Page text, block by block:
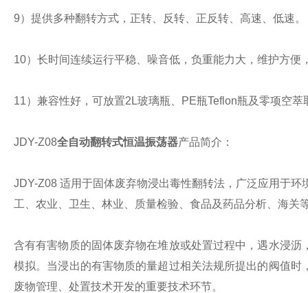
9）提供多种翻转方式，正转、反转、正反转、高速、低速。
10）长时间连续运行平稳、噪音低，负重能力大，维护方便
11）兼容性好，可放置2L玻璃瓶、PE瓶Teflon瓶及零项空萃
JDY-Z08全自动翻转式恒温振荡器产品简介：
JDY-Z08 适用于固体废弃物浸出毒性翻转法，广泛应用于
工、农业、卫生、林业、质量检验、食品及药品分析、海关
含有有害物质的固体废弃物在堆放或处置过程中，遇水浸
模拟。当浸出的有害物质的量超过相关法规所提出的阀值
废物管理、处置技术开发的重要技术环节。